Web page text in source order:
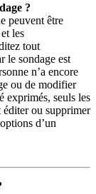
?
peuvent être
les
tout
le sondage est
n’a encore
ou de modifier
exprimés, seuls les
éditer ou supprimer
d’un